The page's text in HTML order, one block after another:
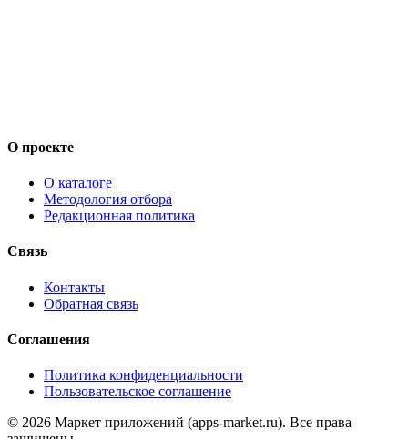
О проекте
О каталоге
Методология отбора
Редакционная политика
Связь
Контакты
Обратная связь
Соглашения
Политика конфиденциальности
Пользовательское соглашение
© 2026 Маркет приложений (apps-market.ru). Все права